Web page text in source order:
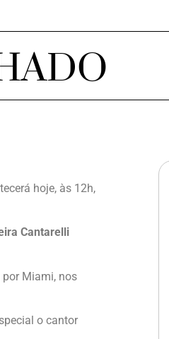
hoje, às 12h,
Cantarelli
Miami, nos
o cantor